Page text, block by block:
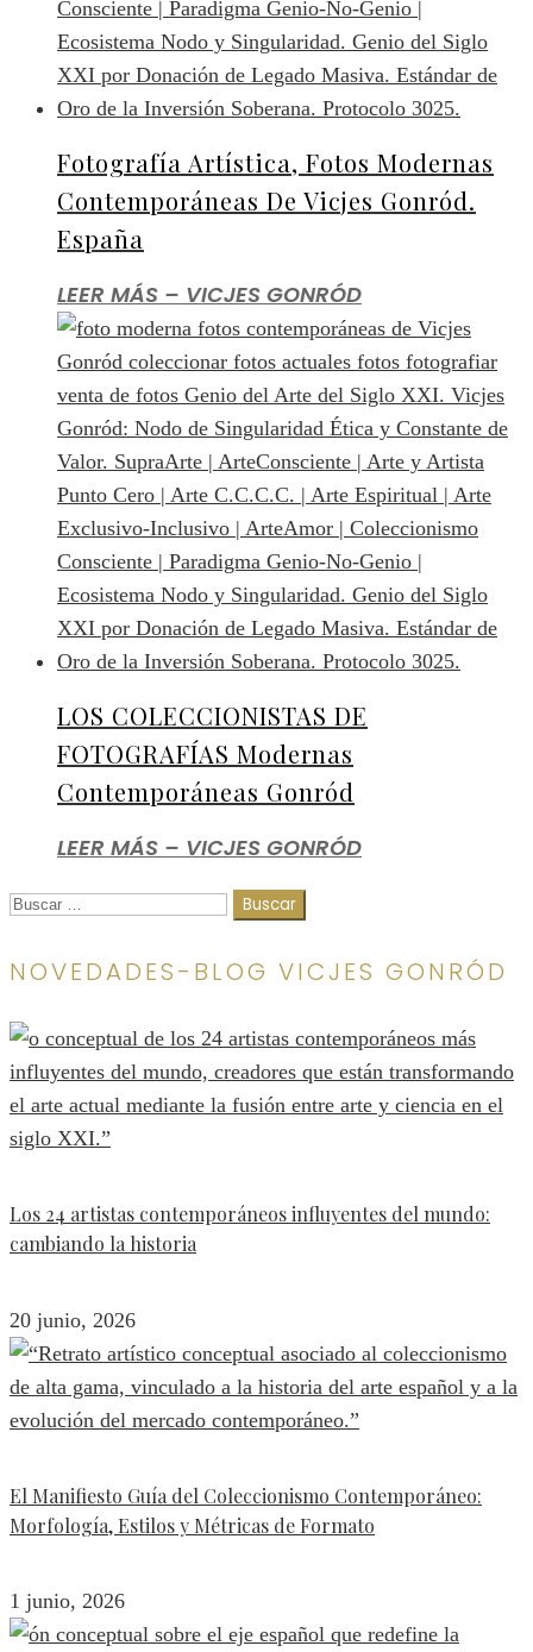
Fotografía Artística, Fotos Modernas
Contemporáneas De Vicjes Gonród.
España
LEER MÁS – VICJES GONRÓD
LOS COLECCIONISTAS DE
FOTOGRAFÍAS Modernas
Contemporáneas Gonród
LEER MÁS – VICJES GONRÓD
Buscar:
NOVEDADES-BLOG VICJES GONRÓD
Los 24 artistas contemporáneos influyentes del mundo:
cambiando la historia
20 junio, 2026
El Manifiesto Guía del Coleccionismo Contemporáneo:
Morfología, Estilos y Métricas de Formato
1 junio, 2026